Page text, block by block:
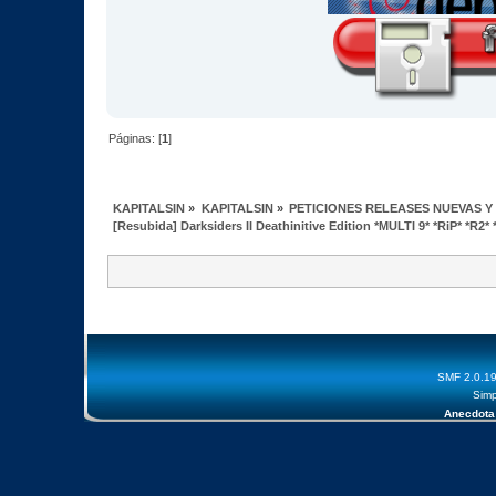
Páginas: [1]
KAPITALSIN » KAPITALSIN» PETICIONES RELEASES NUEVAS
[Resubida] Darksiders II Deathinitive Edition *MULTI 9* *RiP* *R2*
SMF 2.0.19
Anecdota